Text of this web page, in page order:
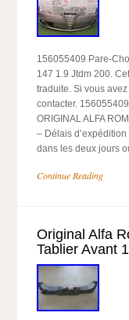
156055409 Pare-
147 1.9 Jtdm 200.
traduite. Si vous
contacter.
ORIGINAL ALFA
– Délais
dans les deux jours
Continue Reading
Original Alfa
Tablier Avant